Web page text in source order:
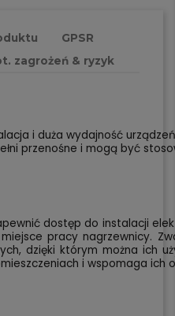
GPSR
zagrożeń & ryzyk
i duża wydajność
przenośne i mogą być
dostęp do instalacji
pracy nagrzewnicy.
dzięki którym można ich
i wspomaga ich